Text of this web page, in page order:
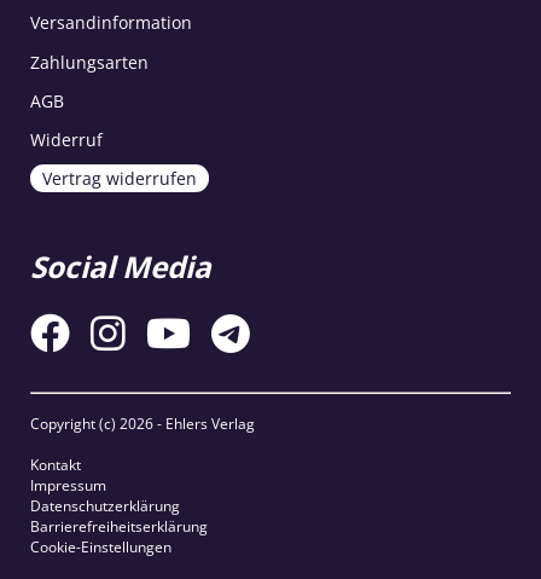
Versandinformation
Zahlungsarten
AGB
Widerruf
Vertrag widerrufen
Social Media
Copyright (c) 2026 - Ehlers Verlag
Kontakt
Impressum
Datenschutzerklärung
Barrierefreiheitserklärung
Cookie-Einstellungen